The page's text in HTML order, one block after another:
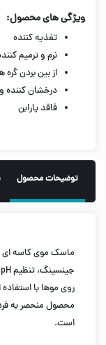
ویژگی های محصول:
تغذیه کننده
نرم و ترمیم
از بین بردن گره
درخشان کننده
فاقد پارابن
توضیحات محصول
ماسک موی کاسه ای
روی موها با
محصول منحصر به
است.